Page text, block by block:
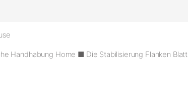
Handhabung Home ■ Die Stabilisierung Flanken Blatt